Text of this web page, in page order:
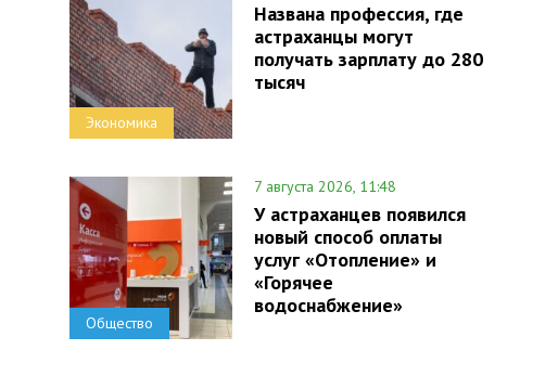
Экономика
Названа профессия, где
астраханцы могут
получать зарплату до 280
тысяч
Общество
7 августа 2026, 11:48
У астраханцев появился
новый способ оплаты
услуг «Отопление» и
«Горячее
водоснабжение»